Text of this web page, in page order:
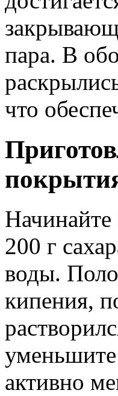
пара. В
что
Начинайте
200 г
воды.
кипения,
активно